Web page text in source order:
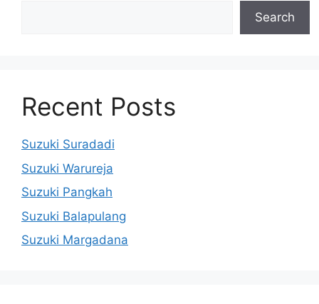
Search
Recent Posts
Suzuki Suradadi
Suzuki Warureja
Suzuki Pangkah
Suzuki Balapulang
Suzuki Margadana